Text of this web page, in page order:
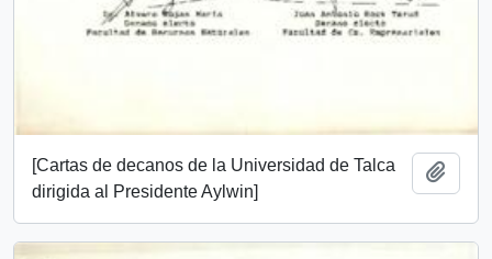
[Cartas de decanos de la Universidad de Talca
dirigida al Presidente Aylwin]